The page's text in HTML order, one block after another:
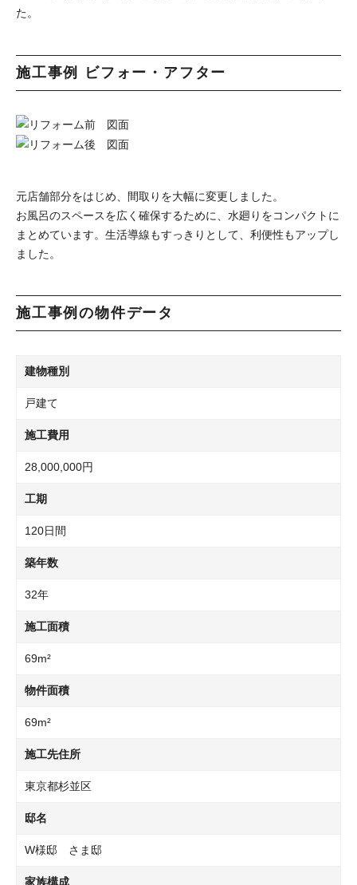
た。
施工事例 ビフォー・アフター
元店舗部分をはじめ、間取りを大幅に変更しました。
お風呂のスペースを広く確保するために、水廻りをコンパクトに
まとめています。生活導線もすっきりとして、利便性もアップし
ました。
施工事例の物件データ
建物種別
戸建て
施工費用
28,000,000円
工期
120日間
築年数
32年
施工面積
69m²
物件面積
69m²
施工先住所
東京都杉並区
邸名
W様邸 さま邸
家族構成